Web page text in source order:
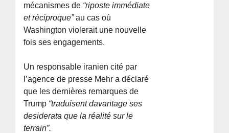
mécanismes de “riposte immédiate
et réciproque”au cas où
Washington violerait une nouvelle
fois ses engagements.
Un responsable iranien cité par
l’agence de presse Mehr a déclaré
que les dernières remarques de
Trump “traduisent davantage ses
desiderata que la réalité sur le
terrain”.